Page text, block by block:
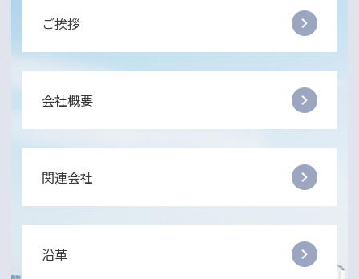
ご挨拶
会社概要
関連会社
沿革